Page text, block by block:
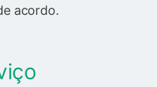
acordo.